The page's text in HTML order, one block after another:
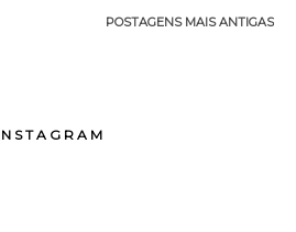
POSTAGENS MAIS ANTIGAS